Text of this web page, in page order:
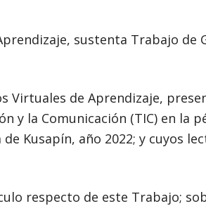
sustenta Trabajo de
Virtuales de Aprendizaje,
y la Comunicación (TIC) en la
Kusapín, año 2022; y cuyos
respecto de este Trabajo;